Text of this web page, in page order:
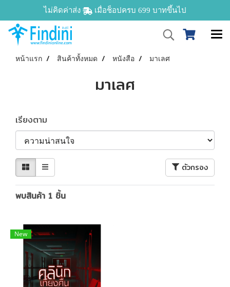
ไม่คิดค่าส่ง เมื่อช็อปครบ 699 บาทขึ้นไป
หน้าแรก สินค้าทั้งหมด หนังสือ มาเลศ
มาเลศ
เรียงตาม
ตัวกรอง
พบสินค้า 1 ชิ้น
New